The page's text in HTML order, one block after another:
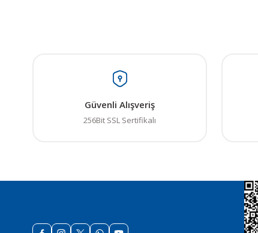
Güvenli Alışveriş
256Bit SSL Sertifikalı